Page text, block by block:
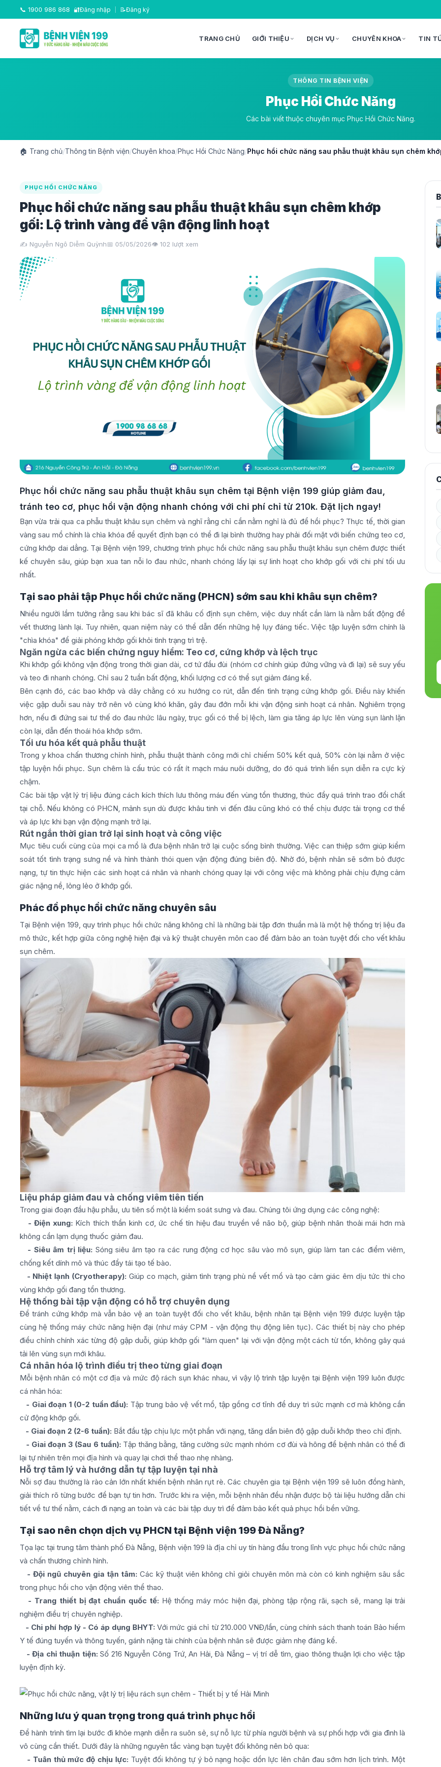
📞 1900 986 868 🔐Đăng nhập 📝Đăng ký
TRANG CHỦ GIỚI THIỆU DỊCH VỤ CHUYÊN KHOA TIN
THÔNG TIN BỆNH VIỆN
Phục Hồi Chức Năng
Các bài viết thuộc chuyên mục Phục Hồi Chức Năng.
🏠 Trang chủ/Thông tin Bệnh viện/Chuyên khoa/Phục Hồi Chức Năng/Phục hồi chức năng sau phẫu thuật khâu sụn chêm
PHỤC HỒI CHỨC NĂNG
Phục hồi chức năng sau phẫu thuật khâu sụn chêm khớp
gối: Lộ trình vàng để vận động linh hoạt
✍️ Nguyễn Ngô Diễm Quỳnh📅 05/05/2026👁️ 102 lượt xem
Phục hồi chức năng sau phẫu thuật khâu sụn chêm tại Bệnh viện 199 giúp giảm đau,
tránh teo cơ, phục hồi vận động nhanh chóng với chi phí chỉ từ 210k. Đặt lịch ngay!
Bạn vừa trải qua ca phẫu thuật khâu sụn chêm và nghĩ rằng chỉ cần nằm nghỉ là đủ để hồi phục? Thực tế, thời gian
vàng sau mổ chính là chìa khóa để quyết định bạn có thể đi lại bình thường hay phải đối mặt với biến chứng teo cơ,
cứng khớp dai dẳng. Tại Bệnh viện 199, chương trình phục hồi chức năng sau phẫu thuật khâu sụn chêm được thiết
kế chuyên sâu, giúp bạn xua tan nỗi lo đau nhức, nhanh chóng lấy lại sự linh hoạt cho khớp gối với chi phí tối ưu
nhất.
Tại sao phải tập Phục hồi chức năng (PHCN) sớm sau khi khâu sụn chêm?
Nhiều người lầm tưởng rằng sau khi bác sĩ đã khâu cố định sụn chêm, việc duy nhất cần làm là nằm bất động để
vết thương lành lại. Tuy nhiên, quan niệm này có thể dẫn đến những hệ lụy đáng tiếc. Việc tập luyện sớm chính là
"chìa khóa" để giải phóng khớp gối khỏi tình trạng trì trệ.
Ngăn ngừa các biến chứng nguy hiểm: Teo cơ, cứng khớp và lệch trục
Khi khớp gối không vận động trong thời gian dài, cơ tứ đầu đùi (nhóm cơ chính giúp đứng vững và đi lại) sẽ suy yếu
và teo đi nhanh chóng. Chỉ sau 2 tuần bất động, khối lượng cơ có thể sụt giảm đáng kể.
Bên cạnh đó, các bao khớp và dây chằng có xu hướng co rút, dẫn đến tình trạng cứng khớp gối. Điều này khiến
việc gập duỗi sau này trở nên vô cùng khó khăn, gây đau đớn mỗi khi vận động sinh hoạt cá nhân. Nghiêm trọng
hơn, nếu đi đứng sai tư thế do đau nhức lâu ngày, trục gối có thể bị lệch, làm gia tăng áp lực lên vùng sụn lành lặn
còn lại, dẫn đến thoái hóa khớp sớm.
Tối ưu hóa kết quả phẫu thuật
Trong y khoa chấn thương chỉnh hình, phẫu thuật thành công mới chỉ chiếm 50% kết quả, 50% còn lại nằm ở việc
tập luyện hồi phục. Sụn chêm là cấu trúc có rất ít mạch máu nuôi dưỡng, do đó quá trình liền sụn diễn ra cực kỳ
chậm.
Các bài tập vật lý trị liệu đúng cách kích thích lưu thông máu đến vùng tổn thương, thúc đẩy quá trình trao đổi chất
tại chỗ. Nếu không có PHCN, mảnh sụn dù được khâu tinh vi đến đâu cũng khó có thể chịu được tải trọng cơ thể
và áp lực khi bạn vận động mạnh trở lại.
Rút ngắn thời gian trở lại sinh hoạt và công việc
Mục tiêu cuối cùng của mọi ca mổ là đưa bệnh nhân trở lại cuộc sống bình thường. Việc can thiệp sớm giúp kiểm
soát tốt tình trạng sưng nề và hình thành thói quen vận động đúng biên độ. Nhờ đó, bệnh nhân sẽ sớm bỏ được
nạng, tự tin thực hiện các sinh hoạt cá nhân và nhanh chóng quay lại với công việc mà không phải chịu đựng cảm
giác nặng nề, lỏng lẻo ở khớp gối.
Phác đồ phục hồi chức năng chuyên sâu
Tại Bệnh viện 199, quy trình phục hồi chức năng không chỉ là những bài tập đơn thuần mà là một hệ thống trị liệu đa
mô thức, kết hợp giữa công nghệ hiện đại và kỹ thuật chuyên môn cao để đảm bảo an toàn tuyệt đối cho vết khâu
sụn chêm.
Liệu pháp giảm đau và chống viêm tiên tiến
Trong giai đoạn đầu hậu phẫu, ưu tiên số một là kiểm soát sưng và đau. Chúng tôi ứng dụng các công nghệ:
- Điện xung: Kích thích thần kinh cơ, ức chế tín hiệu đau truyền về não bộ, giúp bệnh nhân thoải mái hơn mà
không cần lạm dụng thuốc giảm đau.
- Siêu âm trị liệu: Sóng siêu âm tạo ra các rung động cơ học sâu vào mô sụn, giúp làm tan các điểm viêm,
chống kết dính mô và thúc đẩy tái tạo tế bào.
- Nhiệt lạnh (Cryotherapy): Giúp co mạch, giảm tình trạng phù nề vết mổ và tạo cảm giác êm dịu tức thì cho
vùng khớp gối đang tổn thương.
Hệ thống bài tập vận động có hỗ trợ chuyên dụng
Để tránh cứng khớp mà vẫn bảo vệ an toàn tuyệt đối cho vết khâu, bệnh nhân tại Bệnh viện 199 được luyện tập
cùng hệ thống máy chức năng hiện đại (như máy CPM - vận động thụ động liên tục). Các thiết bị này cho phép
điều chỉnh chính xác từng độ gập duỗi, giúp khớp gối "làm quen" lại với vận động một cách từ tốn, không gây quá
tải lên vùng sụn mới khâu.
Cá nhân hóa lộ trình điều trị theo từng giai đoạn
Mỗi bệnh nhân có một cơ địa và mức độ rách sụn khác nhau, vì vậy lộ trình tập luyện tại Bệnh viện 199 luôn được
cá nhân hóa:
- Giai đoạn 1 (0-2 tuần đầu): Tập trung bảo vệ vết mổ, tập gồng cơ tĩnh để duy trì sức mạnh cơ mà không cần
cử động khớp gối.
- Giai đoạn 2 (2-6 tuần): Bắt đầu tập chịu lực một phần với nạng, tăng dần biên độ gập duỗi khớp theo chỉ định.
- Giai đoạn 3 (Sau 6 tuần): Tập thăng bằng, tăng cường sức mạnh nhóm cơ đùi và hông để bệnh nhân có thể đi
lại tự nhiên trên mọi địa hình và quay lại chơi thể thao nhẹ nhàng.
Hỗ trợ tâm lý và hướng dẫn tự tập luyện tại nhà
Nỗi sợ đau thường là rào cản lớn nhất khiến bệnh nhân rụt rè. Các chuyên gia tại Bệnh viện 199 sẽ luôn đồng hành,
giải thích rõ từng bước để bạn tự tin hơn. Trước khi ra viện, mỗi bệnh nhân đều nhận được bộ tài liệu hướng dẫn chi
tiết về tư thế nằm, cách đi nạng an toàn và các bài tập duy trì để đảm bảo kết quả phục hồi bền vững.
Tại sao nên chọn dịch vụ PHCN tại Bệnh viện 199 Đà Nẵng?
Tọa lạc tại trung tâm thành phố Đà Nẵng, Bệnh viện 199 là địa chỉ uy tín hàng đầu trong lĩnh vực phục hồi chức năng
và chấn thương chỉnh hình.
- Đội ngũ chuyên gia tận tâm:Các kỹ thuật viên không chỉ giỏi chuyên môn mà còn có kinh nghiệm sâu sắc
trong phục hồi cho vận động viên thể thao.
- Trang thiết bị đạt chuẩn quốc tế: Hệ thống máy móc hiện đại, phòng tập rộng rãi, sạch sẽ, mang lại trải
nghiệm điều trị chuyên nghiệp.
- Chi phí hợp lý - Có áp dụng BHYT:Với mức giá chỉ từ 210.000 VNĐ/lần, cùng chính sách thanh toán Bảo hiểm
Y tế đúng tuyến và thông tuyến, gánh nặng tài chính của bệnh nhân sẽ được giảm nhẹ đáng kể.
- Địa chỉ thuận tiện:Số 216 Nguyễn Công Trứ, An Hải, Đà Nẵng – vị trí dễ tìm, giao thông thuận lợi cho việc tập
luyện định kỳ.
Những lưu ý quan trọng trong quá trình phục hồi
Để hành trình tìm lại bước đi khỏe mạnh diễn ra suôn sẻ, sự nỗ lực từ phía người bệnh và sự phối hợp với gia đình là
vô cùng cần thiết. Dưới đây là những nguyên tắc vàng bạn tuyệt đối không nên bỏ qua:
- Tuân thủ mức độ chịu lực: Tuyệt đối không tự ý bỏ nạng hoặc dồn lực lên chân đau sớm hơn lịch trình. Một